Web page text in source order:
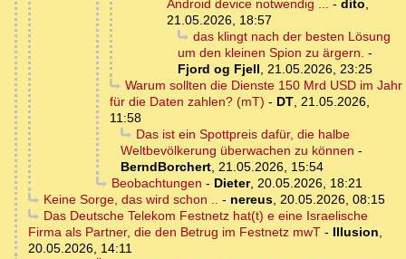
Android device notwendig ... - dito,
21.05.2026, 18:57
das klingt nach der besten Lösung
um den kleinen Spion zu ärgern. -
Fjord og Fjell, 21.05.2026, 23:25
Warum sollten die Dienste 150 Mrd USD im Jahr
für die Daten zahlen? (mT) - DT, 21.05.2026,
11:58
Das ist ein Spottpreis dafür, die halbe
Weltbevölkerung überwachen zu können -
BerndBorchert, 21.05.2026, 15:54
Beobachtungen - Dieter, 20.05.2026, 18:21
Keine Sorge, das wird schon .. - nereus, 20.05.2026, 08:15
Das Deutsche Telekom Festnetz hat(t) e eine Israelische
Firma als Partner, die den Betrug im Festnetz mwT - Illusion,
20.05.2026, 14:11